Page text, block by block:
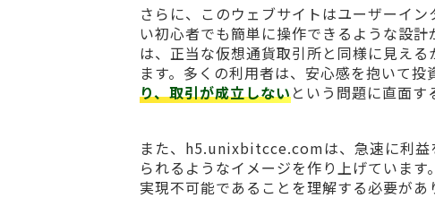
さらに、このウェブサイトはユーザーイ
い初心者でも簡単に操作できるような設
は、正当な仮想通貨取引所と同様に見え
ます。多くの利用者は、安心感を抱いて
り、取引が成立しないという問題に直面す
また、h5.unixbitcce.comは、急速に利益
られるようなイメージを作り上げていま
実現不可能であることを理解する必要が